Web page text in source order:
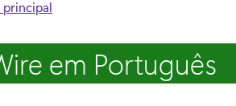
principal
em Português